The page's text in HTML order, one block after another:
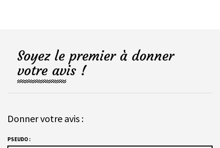
Soyez le premier à donner
votre avis !
Donner votre avis :
PSEUDO :